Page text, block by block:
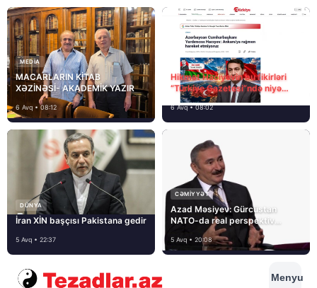
MEDİA
MACARLARIN KİTAB
XƏZİNƏSİ- AKADEMİK YAZIR
6 Avq • 08:12
Hikmət Hacıyevin bu fikirləri
“Türkiye Gazetesi”ndə niyə
təhrif edilib?
6 Avq • 08:02
DÜNYA
İran XİN başçısı Pakistana gedir
5 Avq • 22:37
CƏMIYYƏT
Azad Məsiyev: Gürcüstan
NATO-da real perspektiv
5 Avq • 20:08
Menyu